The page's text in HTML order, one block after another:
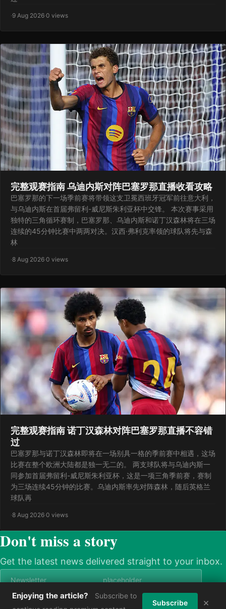
·9 Aug 2026·0 views
完整观赛指南 乌迪内斯对阵巴塞罗那直播收看攻略
巴塞罗那的下一场季前赛将带领这支卫冕西班牙冠军前往意大利，
与乌迪内斯在首届弗留利-威尼斯朱利亚杯中交锋。 本次赛事采用
独特的三角循环赛制，巴塞罗那、乌迪内斯和诺丁汉森林将在三场
连续的45分钟比赛中两两对决。汉西·弗利克率领的球队将先与森
林
·8 Aug 2026·0 views
完整观赛指南 诺丁汉森林对阵巴塞罗那直播不容错
过
巴塞罗那与诺丁汉森林即将在一场别具一格的季前赛中相遇，这场
比赛在整个欧洲大陆都是独一无二的。 两支球队将与乌迪内斯一
同参加首届弗留利-威尼斯朱利亚杯，这是一项三角季前赛，赛制
为三场连续45分钟的比赛。乌迪内斯率先对阵森林，随后英格兰
球队再
·8 Aug 2026·0 views
Don't miss a story
Get the latest news delivered straight to your inbox.
Subscribe now
Enjoying the article?
Subscribe to
Subscribe ×